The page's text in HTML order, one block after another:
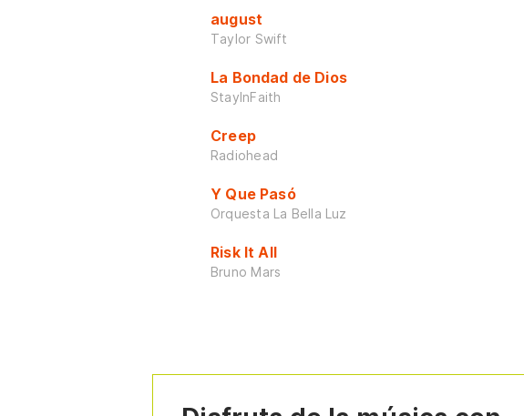
august
Taylor Swift
La Bondad de Dios
StayInFaith
Creep
Radiohead
Y Que Pasó
Orquesta La Bella Luz
Risk It All
Bruno Mars